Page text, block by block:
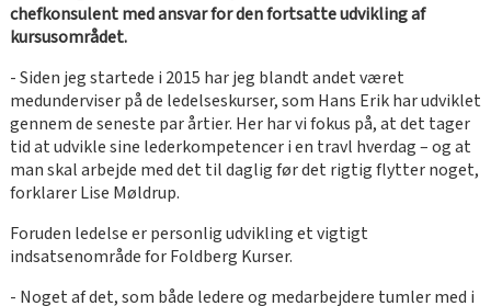
chefkonsulent med ansvar for den fortsatte udvikling af
kursusområdet.
- Siden jeg startede i 2015 har jeg blandt andet været
medunderviser på de ledelseskurser, som Hans Erik har udviklet
gennem de seneste par årtier. Her har vi fokus på, at det tager
tid at udvikle sine lederkompetencer i en travl hverdag – og at
man skal arbejde med det til daglig før det rigtig flytter noget,
forklarer Lise Møldrup.
Foruden ledelse er personlig udvikling et vigtigt
indsatsenområde for Foldberg Kurser.
- Noget af det, som både ledere og medarbejdere tumler med i